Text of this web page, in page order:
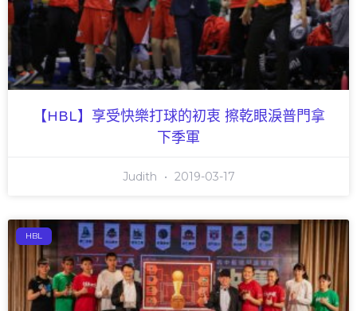
【HBL】享受快樂打球的初衷 擦乾眼淚普門拿
下季軍
Judith 2019-03-17
HBL